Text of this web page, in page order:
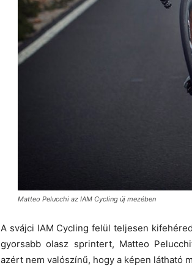
Matteo Pelucchi az IAM Cycling új mezében
A svájci IAM Cycling felül teljesen
gyorsabb olasz sprintert, Matteo
azért nem valószínű, hogy a képen látható